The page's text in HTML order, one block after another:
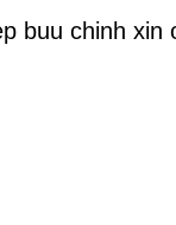
buu chinh xin